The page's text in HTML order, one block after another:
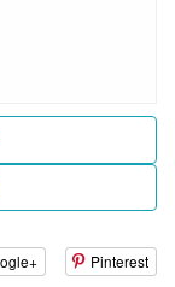
Pinterest